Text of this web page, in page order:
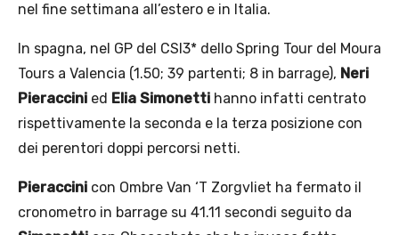
nel fine settimana all’estero e in Italia.
In spagna, nel GP del CSI3* dello Spring Tour del Moura
Tours a Valencia (1.50; 39 partenti; 8 in barrage), Neri
Pieraccini ed Elia Simonetti hanno infatti centrato
rispettivamente la seconda e la terza posizione con
dei perentori doppi percorsi netti.
Pieraccini con Ombre Van ‘T Zorgvliet ha fermato il
cronometro in barrage su 41.11 secondi seguito da